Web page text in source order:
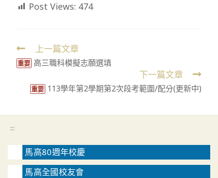
Post Views: 474
Read
more
上一篇文章
重要 高三職科模擬志願選填
下一篇文章
重要 113學年第2學期第2次段考範圍/配分(更新中)
:::
馬高80週年校慶
馬高全國校友會